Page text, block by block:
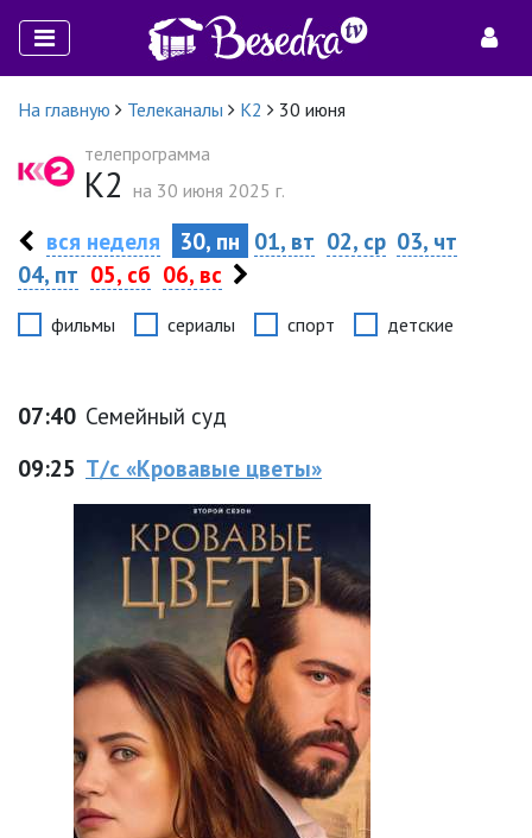
На главную Телеканалы К2
30 июня
телепрограмма
К2 на 30 июня 2025 г.
вся неделя 30, пн 01, вт 02, ср 03, чт
04, пт 05, сб 06, вс
фильмы сериалы спорт детские
07:40 Семейный суд
09:25 Т/с «Кровавые цветы»